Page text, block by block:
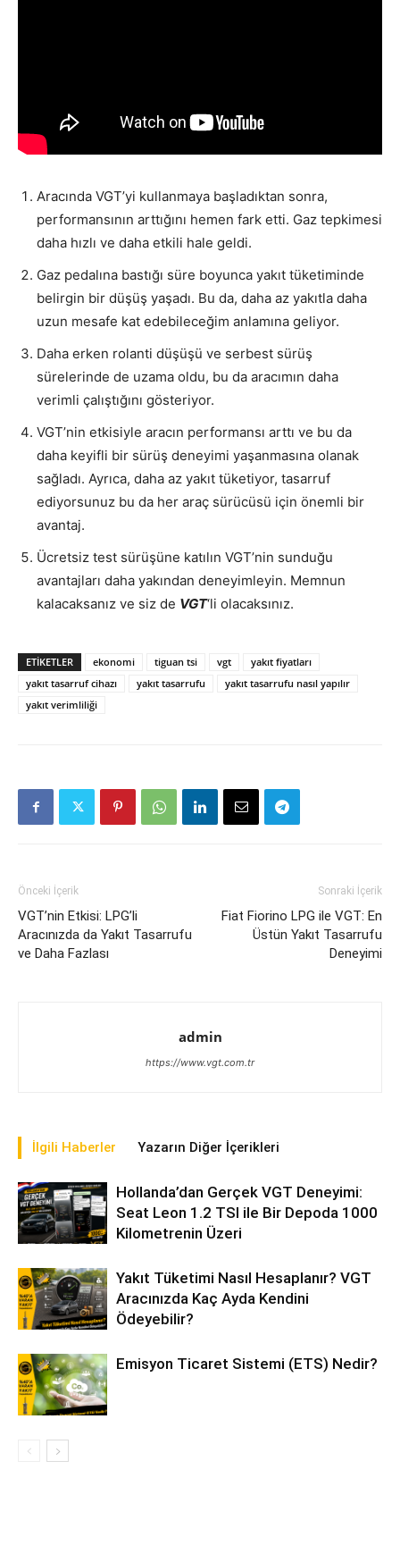
Aracında VGT’yi kullanmaya başladıktan sonra,
performansının arttığını hemen fark etti. Gaz tepkimesi
daha hızlı ve daha etkili hale geldi.
Gaz pedalına bastığı süre boyunca yakıt tüketiminde
belirgin bir düşüş yaşadı. Bu da, daha az yakıtla daha
uzun mesafe kat edebileceğim anlamına geliyor.
Daha erken rolanti düşüşü ve serbest sürüş
sürelerinde de uzama oldu, bu da aracımın daha
verimli çalıştığını gösteriyor.
VGT’nin etkisiyle aracın performansı arttı ve bu da
daha keyifli bir sürüş deneyimi yaşanmasına olanak
sağladı. Ayrıca, daha az yakıt tüketiyor, tasarruf
ediyorsunuz bu da her araç sürücüsü için önemli bir
avantaj.
Ücretsiz test sürüşüne katılın VGT’nin sunduğu
avantajları daha yakından deneyimleyin. Memnun
kalacaksanız ve siz de VGT‘li olacaksınız.
ETIKETLER ekonomi tiguan tsi vgt
yakıt fiyatları
yakıt tasarruf cihazı
yakıt tasarrufu
yakıt tasarrufu nasıl yapılır
yakıt verimliliği
Önceki İçerik
VGT’nin Etkisi: LPG’li
Aracınızda da Yakıt Tasarrufu
ve Daha Fazlası
Sonraki İçerik
Fiat Fiorino LPG ile VGT: En
Üstün Yakıt Tasarrufu
Deneyimi
admin
https://www.vgt.com.tr
İlgili Haberler Yazarın Diğer İçerikleri
Hollanda’dan Gerçek VGT Deneyimi:
Seat Leon 1.2 TSI ile Bir Depoda 1000
Kilometrenin Üzeri
Yakıt Tüketimi Nasıl Hesaplanır? VGT
Aracınızda Kaç Ayda Kendini
Ödeyebilir?
Emisyon Ticaret Sistemi (ETS) Nedir?